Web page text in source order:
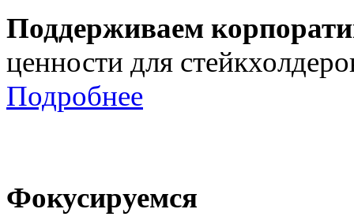
Поддерживаем
ценности для
Подробнее
Фокусируемся